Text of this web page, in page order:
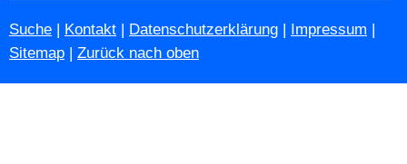
Suche | Kontakt | Datenschutzerklärung | Impressum |
Sitemap | Zurück nach oben